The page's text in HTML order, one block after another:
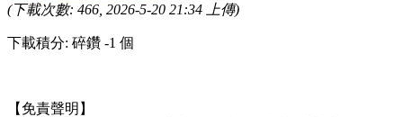
(下載次數: 466, 2026-5-20 21:34 上傳)
下載積分: 碎鑽 -1 個
【免責聲明】